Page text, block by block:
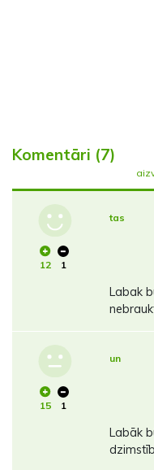
Komentāri (7)
12 1
tas
Labak
15 1
un
Labāk